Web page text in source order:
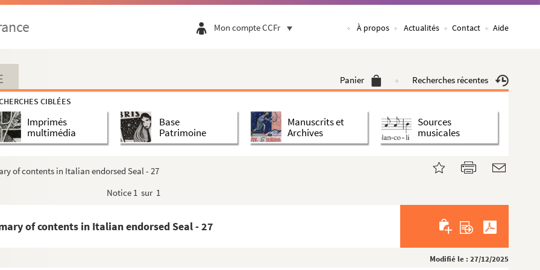
Mon compte CCFr À propos Actualités Contact Aide
Panier Recherches récentes
CIBLÉES
Imprimés
multimédia
Base
Patrimoine
Manuscrits et
Archives
Sources
musicales
of contents in Italian endorsed Seal - 27
Notice 1 sur 1
of contents in Italian endorsed Seal - 27
Modifié le : 27/12/2025
Considérant, Clarisse Vigoureux, Fourier)
concernant les relations entre Rome et l'Es...